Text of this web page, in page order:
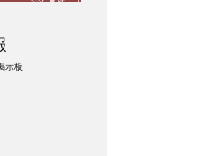
示板